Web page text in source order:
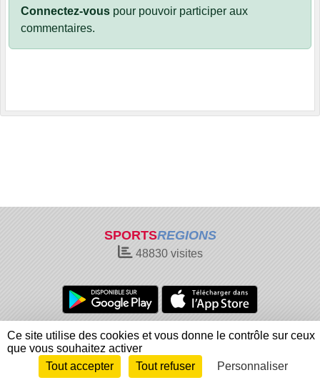
Connectez-vous pour pouvoir participer aux
commentaires.
SPORTSREGIONS
48830visites
Charte cookies
Gestion des cookies
Informations légales
Signaler un contenu inapproprié
Envie de participer ?
Connexion
Ce site utilise des cookies et vous donne le contrôle sur ceux
que vous souhaitez activer
Tout accepter
Tout refuser Personnaliser